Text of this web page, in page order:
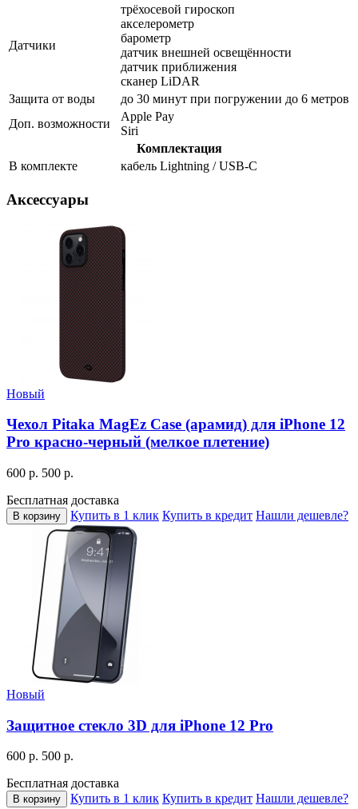
Датчики
трёхосевой гироскоп
акселерометр
барометр
датчик внешней освещённости
датчик приближения
сканер LiDAR
Защита от воды
до 30 минут при погружении до 6 метров
Доп. возможности
Apple Pay
Siri
Комплектация
В комплекте
кабель Lightning / USB-C
Аксессуары
Новый
Чехол Pitaka MagEz Case (арамид) для iPhone 12
Pro красно-черный (мелкое плетение)
600 р. 500 р.
Бесплатная доставка
В корзину Купить в 1 клик Купить в кредит Нашли дешевле?
Новый
Защитное стекло 3D для iPhone 12 Pro
600 р. 500 р.
Бесплатная доставка
В корзину Купить в 1 клик Купить в кредит Нашли дешевле?